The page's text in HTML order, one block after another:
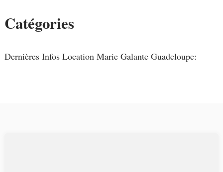
Catégories
Dernières Infos Location Marie Galante Guadeloupe: